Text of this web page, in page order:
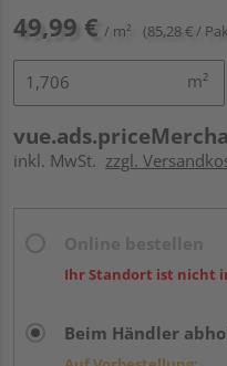
49,99 € / m² (85,28 € /
m²
inkl. MwSt. zzgl.
Ihr Standort ist nicht
Beim Händler